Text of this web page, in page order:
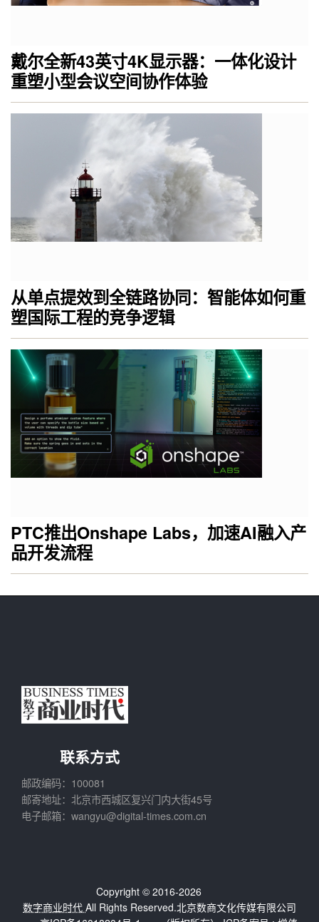
戴尔全新43英寸4K显示器：一体化设计
重塑小型会议空间协作体验
从单点提效到全链路协同：智能体如何重
塑国际工程的竞争逻辑
PTC推出Onshape Labs，加速AI融入产
品开发流程
联系方式
邮政编码：100081
邮寄地址：北京市西城区复兴门内大街45号
电子邮箱：wangyu@digital-times.com.cn
Copyright © 2016-2026
数字商业时代 All Rights Reserved.北京数商文化传媒有限公司